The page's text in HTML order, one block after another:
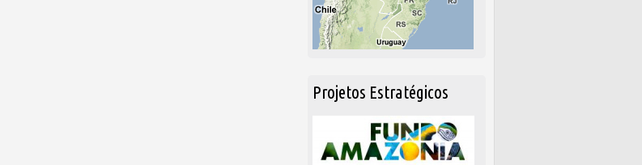
Projetos Estratégicos